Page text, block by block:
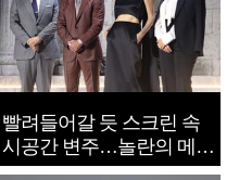
빨려들어갈 듯 스크린 속
시공간 변주…놀란의 메시
지는 ‘전쟁 속죄’